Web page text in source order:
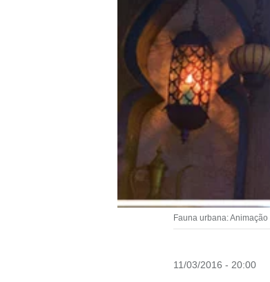
Fauna urbana:
11/03/2016 - 20:00